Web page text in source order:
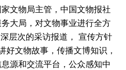
物局主管，中国文物报社
大局，对文物事业进行全方
层次的采访报道， 宣传方针
好文物故事，传播文博知识，
源和交流平台，公众感知中